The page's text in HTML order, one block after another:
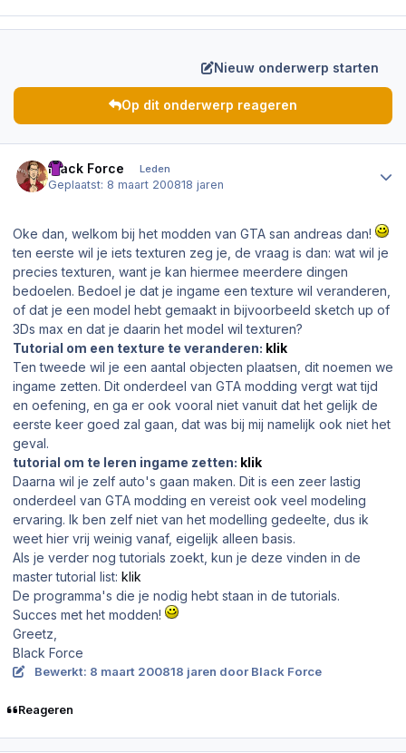
Nieuw onderwerp starten
Op dit onderwerp reageren
Black Force Leden
Geplaatst: 8 maart 200818 jaren
Oke dan, welkom bij het modden van GTA san andreas dan!
ten eerste wil je iets texturen zeg je, de vraag is dan: wat wil je
precies texturen, want je kan hiermee meerdere dingen
bedoelen. Bedoel je dat je ingame een texture wil veranderen,
of dat je een model hebt gemaakt in bijvoorbeeld sketch up of
3Ds max en dat je daarin het model wil texturen?
Tutorial om een texture te veranderen: klik
Ten tweede wil je een aantal objecten plaatsen, dit noemen we
ingame zetten. Dit onderdeel van GTA modding vergt wat tijd
en oefening, en ga er ook vooral niet vanuit dat het gelijk de
eerste keer goed zal gaan, dat was bij mij namelijk ook niet het
geval.
tutorial om te leren ingame zetten: klik
Daarna wil je zelf auto's gaan maken. Dit is een zeer lastig
onderdeel van GTA modding en vereist ook veel modeling
ervaring. Ik ben zelf niet van het modelling gedeelte, dus ik
weet hier vrij weinig vanaf, eigelijk alleen basis.
Als je verder nog tutorials zoekt, kun je deze vinden in de
master tutorial list: klik
De programma's die je nodig hebt staan in de tutorials.
Succes met het modden!
Greetz,
Black Force
Bewerkt: 8 maart 200818 jaren door Black Force
Reageren